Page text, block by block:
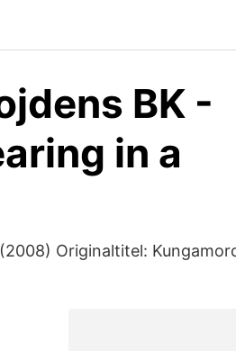
BK -
in a
Originaltitel: